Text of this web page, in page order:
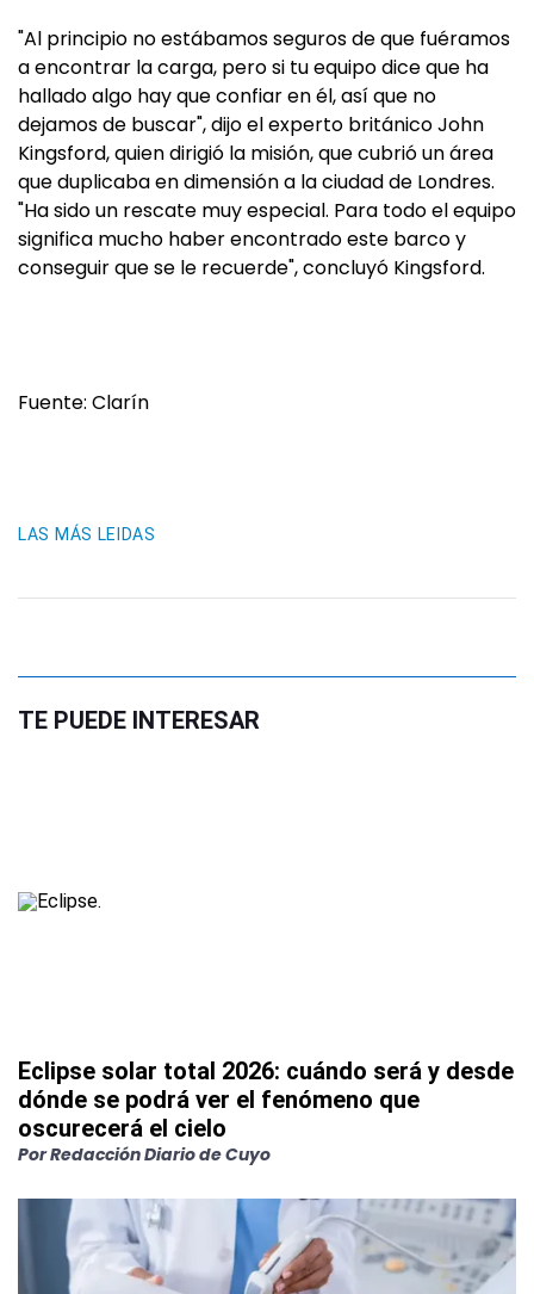
"Al principio no estábamos seguros de que fuéramos
a encontrar la carga, pero si tu equipo dice que ha
hallado algo hay que confiar en él, así que no
dejamos de buscar", dijo el experto británico John
Kingsford, quien dirigió la misión, que cubrió un área
que duplicaba en dimensión a la ciudad de Londres.
"Ha sido un rescate muy especial. Para todo el equipo
significa mucho haber encontrado este barco y
conseguir que se le recuerde", concluyó Kingsford.
Fuente: Clarín
LAS MÁS LEIDAS
TE PUEDE INTERESAR
Eclipse solar total 2026: cuándo será y desde
dónde se podrá ver el fenómeno que
oscurecerá el cielo
PorRedacción Diario de Cuyo